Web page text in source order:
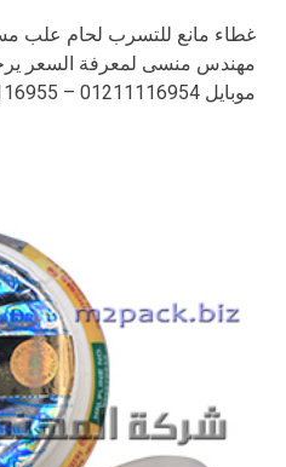
غطاء مانع للتسرب لحام علب
مهندس منسى لمعرفة السعر
موبايل 01211116954 – 01211116955 …